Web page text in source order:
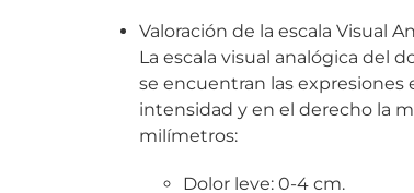
Valoración de la escala Visual
La escala visual analógica del
se encuentran las expresiones
intensidad y en el derecho la
milímetros:
Dolor leve: 0-4 cm.